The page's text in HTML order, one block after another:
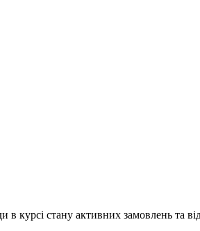
стану активних замовлень та